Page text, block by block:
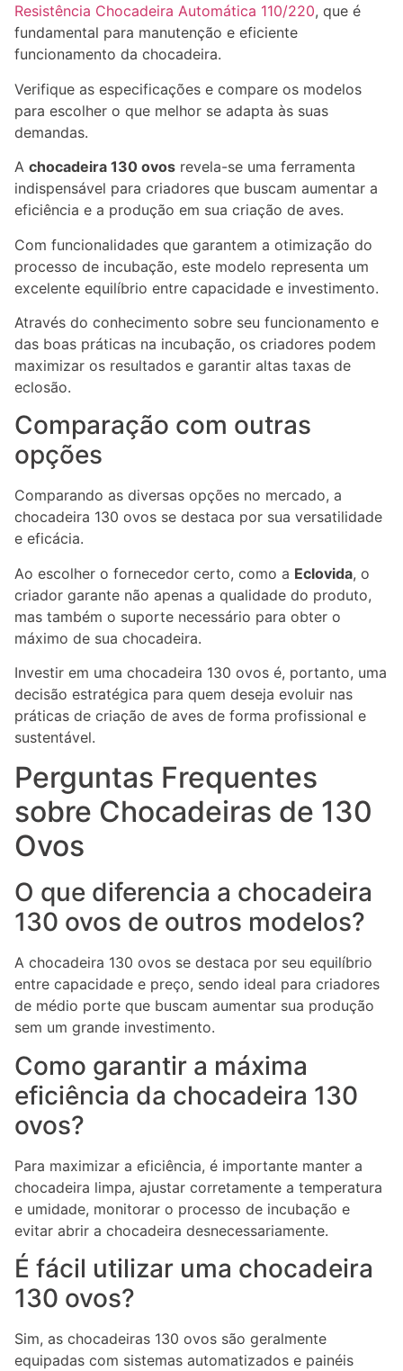
Resistência Chocadeira Automática 110/220, que é
fundamental para manutenção e eficiente
funcionamento da chocadeira.
Verifique as especificações e compare os modelos
para escolher o que melhor se adapta às suas
demandas.
A chocadeira 130 ovos revela-se uma ferramenta
indispensável para criadores que buscam aumentar a
eficiência e a produção em sua criação de aves.
Com funcionalidades que garantem a otimização do
processo de incubação, este modelo representa um
excelente equilíbrio entre capacidade e investimento.
Através do conhecimento sobre seu funcionamento e
das boas práticas na incubação, os criadores podem
maximizar os resultados e garantir altas taxas de
eclosão.
Comparação com outras
opções
Comparando as diversas opções no mercado, a
chocadeira 130 ovos se destaca por sua versatilidade
e eficácia.
Ao escolher o fornecedor certo, como a Eclovida, o
criador garante não apenas a qualidade do produto,
mas também o suporte necessário para obter o
máximo de sua chocadeira.
Investir em uma chocadeira 130 ovos é, portanto, uma
decisão estratégica para quem deseja evoluir nas
práticas de criação de aves de forma profissional e
sustentável.
Perguntas Frequentes
sobre Chocadeiras de 130
Ovos
O que diferencia a chocadeira
130 ovos de outros modelos?
A chocadeira 130 ovos se destaca por seu equilíbrio
entre capacidade e preço, sendo ideal para criadores
de médio porte que buscam aumentar sua produção
sem um grande investimento.
Como garantir a máxima
eficiência da chocadeira 130
ovos?
Para maximizar a eficiência, é importante manter a
chocadeira limpa, ajustar corretamente a temperatura
e umidade, monitorar o processo de incubação e
evitar abrir a chocadeira desnecessariamente.
É fácil utilizar uma chocadeira
130 ovos?
Sim, as chocadeiras 130 ovos são geralmente
equipadas com sistemas automatizados e painéis